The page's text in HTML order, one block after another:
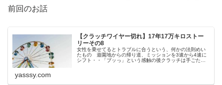
前回のお話
【クラッチワイヤー切れ】17年17万キロストー
リーその8
女性を乗せてるとトラブルに合うという、何かの法則めい
たもの 遊園地からの帰り道、ミッションを3速から4速に
シフト・・「ブッっ」という感触の後クラッチは手ごたえ
yasssy.com